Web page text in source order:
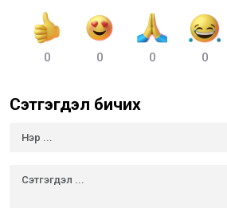
0 0 0 0
Сэтгэгдэл бичих